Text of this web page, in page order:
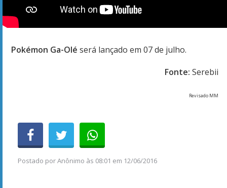
Pokémon Ga-Olé será lançado em 07 de julho.
Fonte: Serebii
Revisado MM
Postado porAnônimo às 08:01 em 12/06/2016